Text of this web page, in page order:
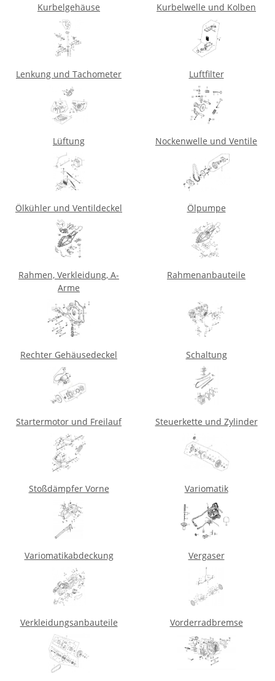
Kurbelgehäuse Kurbelwelle und Kolben
Lenkung und Tachometer Luftfilter
Lüftung Nockenwelle und Ventile
Ölkühler und Ventildeckel Ölpumpe
Rahmen, Verkleidung, A-
Arme
Rahmenanbauteile
Rechter Gehäusedeckel Schaltung
Startermotor und Freilauf Steuerkette und Zylinder
Stoßdämpfer Vorne Variomatik
Variomatikabdeckung Vergaser
Verkleidungsanbauteile Vorderradbremse